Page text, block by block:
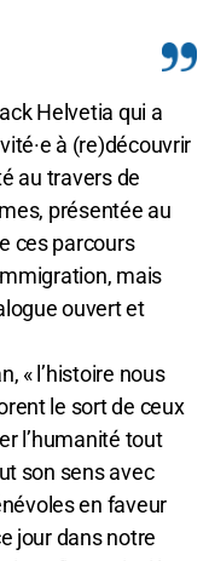
Helvetia qui a
à (re)découvrir
au travers de
présentée au
ces parcours
mais
ouvert et
« l’histoire nous
le sort de ceux
l’humanité tout
son sens avec
en faveur
jour dans notre